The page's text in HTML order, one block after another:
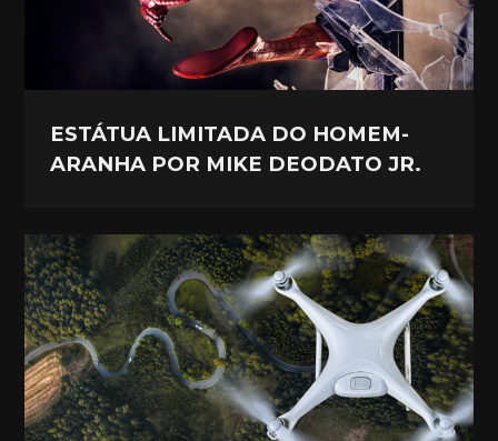
ESTÁTUA LIMITADA DO HOMEM-
ARANHA POR MIKE DEODATO JR.